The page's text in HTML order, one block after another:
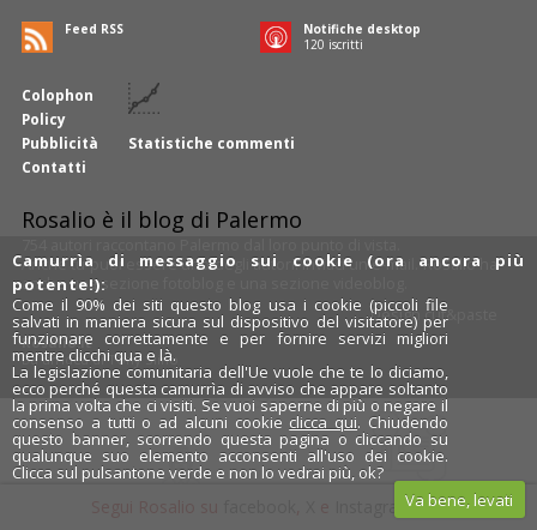
Colophon
Policy
Pubblicità
Contatti
Statistiche commenti
Feed RSS
Notifiche desktop
121 iscritti
Rosalio è il blog di Palermo
Anche tu puoi essere uno degli autori: inviaci un'e-mail
. Rosalio ha
anche una sezione
Designcut&paste
Rosalio.it
Da un'idea diTony Siino
x
Instagram
Camurrìa di messaggio sui cookie (ora ancora più
potente!):
Come il 90% dei siti questo blog usa i cookie (piccoli file
salvati in maniera sicura sul dispositivo del visitatore) per
funzionare correttamente e per fornire servizi migliori
mentre clicchi qua e là.
La legislazione comunitaria dell'Ue vuole che te lo diciamo,
ecco perché questa camurrìa di avviso che appare soltanto
la prima volta che ci visiti. Se vuoi saperne di più o negare il
consenso a tutti o ad alcuni cookie clicca qui. Chiudendo
questo banner, scorrendo questa pagina o cliccando su
qualunque suo elemento acconsenti all'uso dei cookie.
Clicca sul pulsantone verde e non lo vedrai più, ok?
Va bene, levati